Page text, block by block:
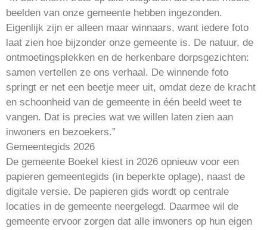
beelden van onze gemeente hebben ingezonden.
Eigenlijk zijn er alleen maar winnaars, want iedere foto
laat zien hoe bijzonder onze gemeente is. De natuur, de
ontmoetingsplekken en de herkenbare dorpsgezichten:
samen vertellen ze ons verhaal. De winnende foto
springt er net een beetje meer uit, omdat deze de kracht
en schoonheid van de gemeente in één beeld weet te
vangen. Dat is precies wat we willen laten zien aan
inwoners en bezoekers.”
Gemeentegids 2026
De gemeente Boekel kiest in 2026 opnieuw voor een
papieren gemeentegids (in beperkte oplage), naast de
digitale versie. De papieren gids wordt op centrale
locaties in de gemeente neergelegd. Daarmee wil de
gemeente ervoor zorgen dat alle inwoners op hun eigen